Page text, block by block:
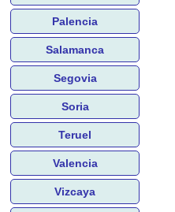
Palencia
Salamanca
Segovia
Soria
Teruel
Valencia
Vizcaya